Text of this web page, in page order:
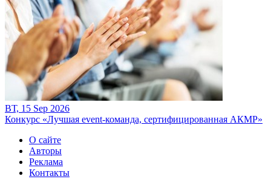
ВТ, 15 Sep 2026
Конкурс «Лучшая event-команда, сертифицированная АКМР»
О сайте
Авторы
Реклама
Контакты